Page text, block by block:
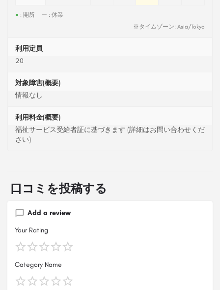
● : 開所 ー : 休業
※タイムゾーン: Asia/Tokyo
利用定員
20
対象障害(概要)
情報なし
利用料金(概要)
福祉サービス受給者証に基づきます (詳細はお問い合わせくだ
さい)
口コミを投稿する
Add a review
Your Rating
Category Name